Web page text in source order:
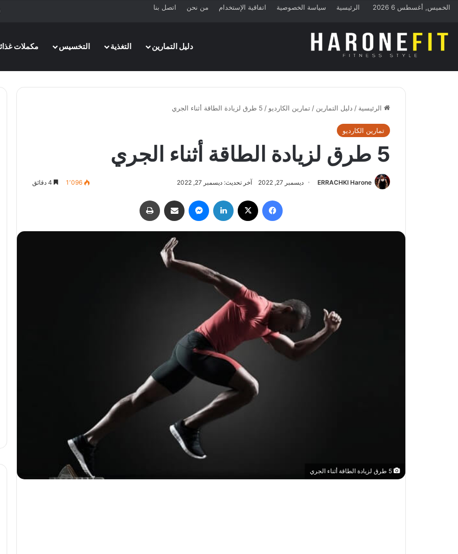
الخميس, أغسطس 6 2026 الرئيسية سياسة الخصوصية اتفاقية الإستخدام من نحن اتصل بنا
دليل التمارين
التغذية التخسيس مكملات
الرئيسية / دليل التمارين / تمارين الكارديو / 5 طرق لزيادة الطاقة أثناء الجري
تمارين الكارديو
5 طرق لزيادة الطاقة أثناء الجري
ERRACHKI Harone ديسمبر 27, 2022 آخر تحديث: ديسمبر 27, 2022 1٬096
فيسبوك لينكدإن ماسنجر مشاركة عبر البريد